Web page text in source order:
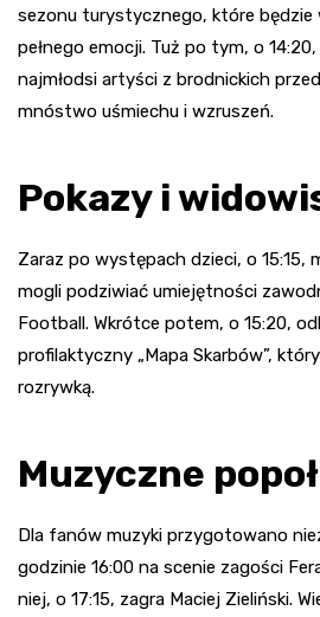
sezonu turystycznego, które będzie
pełnego emocji. Tuż po tym, o
najmłodsi artyści z brodnickich
mnóstwo uśmiechu i wzruszeń.
Pokazy i
Zaraz po występach dzieci, o 15:15,
mogli podziwiać umiejętności
Football. Wkrótce potem, o 15:20,
profilaktyczny „Mapa Skarbów”,
rozrywką.
Muzyczne
Dla fanów muzyki przygotowano
godzinie 16:00 na scenie zagości
niej, o 17:15, zagra Maciej Zieliński.